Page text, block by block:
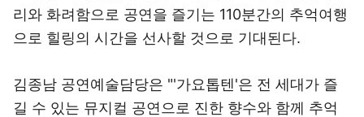
리와 화려함으로 공연을 즐기는 110분간의 추억여행
으로 힐링의 시간을 선사할 것으로 기대된다.
김종남 공연예술담당은 "'가요톱텐'은 전 세대가 즐
길 수 있는 뮤지컬 공연으로 진한 향수와 함께 추억